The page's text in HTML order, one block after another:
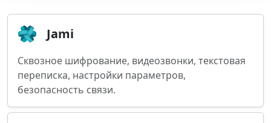
Jami
Сквозное шифрование, видеозвонки, текстовая
переписка, настройки параметров,
безопасность связи.